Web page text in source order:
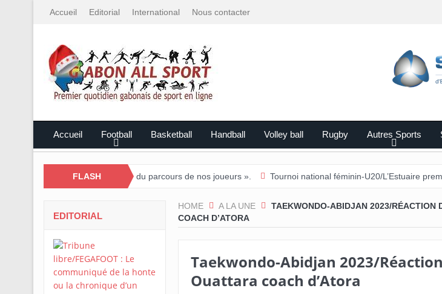
Accueil Editorial International Nous contacter
Accueil Football Basketball Handball Volley ball Rugby Autres Sports
FLASH
« Nous sommes fiers du parcours de nos joueurs ». Tournoi national féminin-U20/L’Estuaire première
HOME A LA UNE
TAEKWONDO-ABIDJAN 2023/RÉACTION
COACH D’ATORA
Taekwondo-Abidjan 2023/
Ouattara coach d’Atora
EDITORIAL